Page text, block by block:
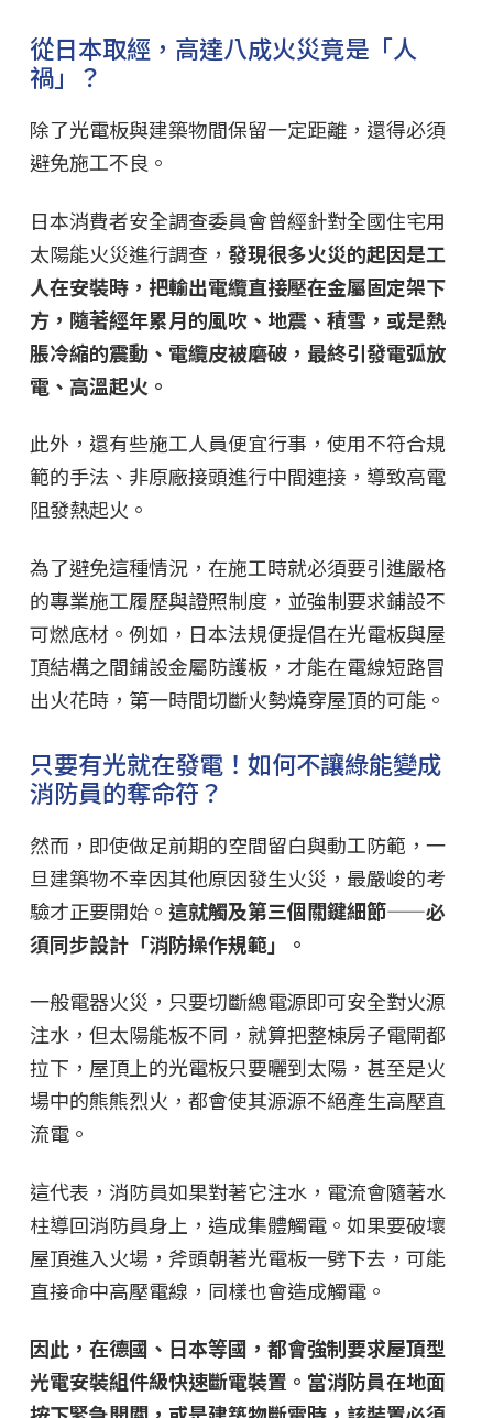
從日本取經，高達八成火災竟是「人
禍」？
除了光電板與建築物間保留一定距離，還得必須
避免施工不良。
日本消費者安全調查委員會曾經針對全國住宅用
太陽能火災進行調查， 發現很多火災的起因是工
人在安裝時，把輸出電纜直接壓在金屬固定架下
方，隨著經年累月的風吹、地震、積雪，或是熱
脹冷縮的震動、電纜皮被磨破，最終引發電弧放
電、高溫起火。
此外，還有些施工人員便宜行事，使用不符合規
範的手法、非原廠接頭進行中間連接，導致高電
阻發熱起火。
為了避免這種情況，在施工時就必須要引進嚴格
的專業施工履歷與證照制度，並強制要求鋪設不
可燃底材。例如，日本法規便提倡在光電板與屋
頂結構之間鋪設金屬防護板，才能在電線短路冒
出火花時，第一時間切斷火勢燒穿屋頂的可能。
只要有光就在發電！如何不讓綠能變成
消防員的奪命符？
然而，即使做足前期的空間留白與動工防範，一
旦建築物不幸因其他原因發生火災，最嚴峻的考
驗才正要開始。 這就觸及第三個關鍵細節——必
須同步設計「消防操作規範」。
一般電器火災，只要切斷總電源即可安全對火源
注水，但太陽能板不同，就算把整棟房子電閘都
拉下，屋頂上的光電板只要曬到太陽，甚至是火
場中的熊熊烈火，都會使其源源不絕產生高壓直
流電。
這代表，消防員如果對著它注水，電流會隨著水
柱導回消防員身上，造成集體觸電。如果要破壞
屋頂進入火場，斧頭朝著光電板一劈下去，可能
直接命中高壓電線，同樣也會造成觸電。
因此，在德國、日本等國，都會強制要求屋頂型
光電安裝組件級快速斷電裝置。當消防員在地面